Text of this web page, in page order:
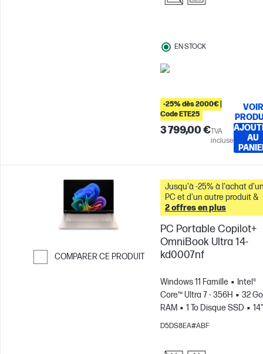
EN STOCK
-25% dès 2000€ |
Code ETE25
3 799,00 €TVA
incluse
VOIR
AU
COMPARER CE PRODUIT
Jusqu'à -25% à l'achat
PC et d'un autre produit &
2 offres en plus
PC Portable Copilot+
OmniBook Ultra 14-
kd0007nf
Windows 11 Famille
Intel®
Core™ Ultra 7 - 356H
32 Go
RAM
1 To Disque SSD
14"
3K Écran tactile, 120Hz,
D5DS8EA#ABF